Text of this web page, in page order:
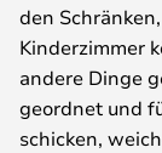
den
Kinderzimmer
andere Dinge
geordnet und
schicken,